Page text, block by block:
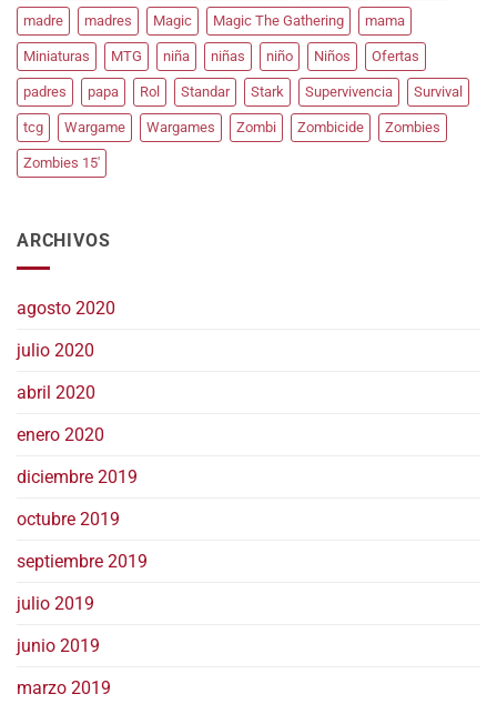
madre madres Magic Magic The Gathering mama
Miniaturas MTG niña niñas niño Niños Ofertas
padres papa Rol Standar Stark Supervivencia Survival
tcg Wargame Wargames Zombi Zombicide Zombies
Zombies 15'
ARCHIVOS
agosto 2020
julio 2020
abril 2020
enero 2020
diciembre 2019
octubre 2019
septiembre 2019
julio 2019
junio 2019
marzo 2019